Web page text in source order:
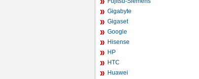
Gigabyte
Gigaset
Google
Hisense
HP
HTC
Huawei